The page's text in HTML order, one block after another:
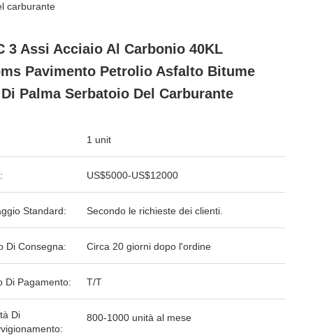
carburante
3 Assi Acciaio Al Carbonio 40KL
Pavimento Petrolio Asfalto Bitume
Palma Serbatoio Del Carburante
1 unit
US$5000-US$12000
Standard: Secondo le richieste dei clienti.
Di Consegna: Circa 20 giorni dopo l'ordine
Di Pagamento: T/T
Di
800-1000 unità al mese